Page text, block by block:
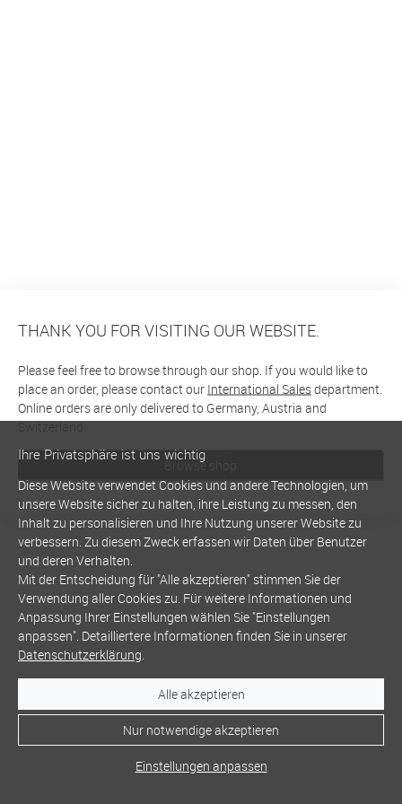
THANK YOU FOR VISITING OUR WEBSITE.
Please feel free to browse through our shop. If you would like to
place an order, please contact our International Salesdepartment.
Online orders are only delivered to Germany, Austria and
Switzerland
Browse shop
Ihre Privatsphäre ist uns wichtig
Diese Website verwendet Cookies und andere Technologien, um
unsere Website sicher zu halten, ihre Leistung zu messen, den
Inhalt zu personalisieren und Ihre Nutzung unserer Website zu
verbessern. Zu diesem Zweck erfassen wir Daten über Benutzer
und deren Verhalten.
Mit der Entscheidung für "Alle akzeptieren" stimmen Sie der
Verwendung aller Cookies zu. Für weitere Informationen und
Anpassung Ihrer Einstellungen wählen Sie "Einstellungen
anpassen". Detailliertere Informationen finden Sie in unserer
Datenschutzerklärung.
Alle akzeptieren
Nur notwendige akzeptieren
Einstellungen anpassen